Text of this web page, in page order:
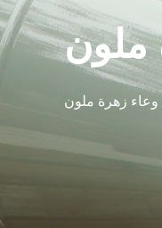
ملون
وعاء زهرة ملون